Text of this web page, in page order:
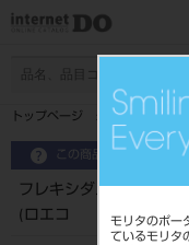
モリタのポー
ているモリタ
トップページ フレキシダ
この商品に関するお問い
フレキシダム パープ
(ロエコ